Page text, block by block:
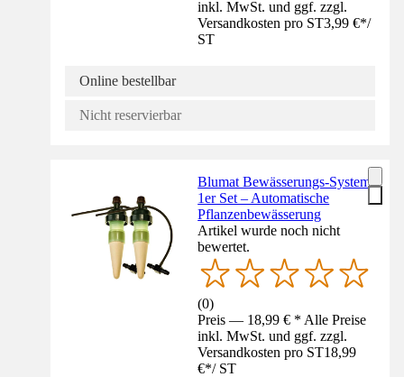
inkl. MwSt. und ggf. zzgl.
Versandkosten pro ST3,99 €*/
ST
Online bestellbar
Nicht reservierbar
Blumat Bewässerungs-System
1er Set – Automatische
Pflanzenbewässerung
Artikel wurde noch nicht
bewertet.
(0)
Preis — 18,99 € * Alle Preise
inkl. MwSt. und ggf. zzgl.
Versandkosten pro ST18,99
€*/ ST